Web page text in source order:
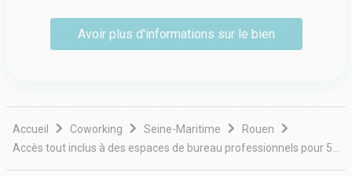
travail lumineux et inspirants, personnalisables selon les
besoins individuels, tout en garantissant des
environnements professionnels constants. Les bureaux,
détails et services, permettant ainsi aux professionnels
d'être plus productifs et de rester concentrés sur
l'essentiel.
Avoir plus d'informations sur le bien
Accueil Coworking Seine-Maritime
Rouen